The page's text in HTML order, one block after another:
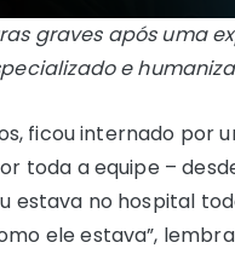
graves após uma
e
ficou internado por
toda a equipe –
estava no hospital
ele estava”,